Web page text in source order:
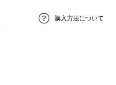
購入方法について